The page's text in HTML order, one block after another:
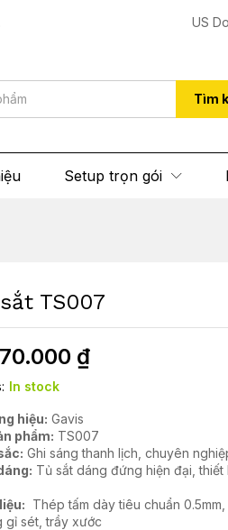
US
Tìm
Setup trọn gói
TS007
₫
In stock
hiệu: Gavis
phẩm: TS007
Ghi sáng thanh lịch, chuyên
Tủ sắt dáng đứng hiện đại, thiết
Thép tấm dày tiêu chuẩn
gỉ sét, trầy xước